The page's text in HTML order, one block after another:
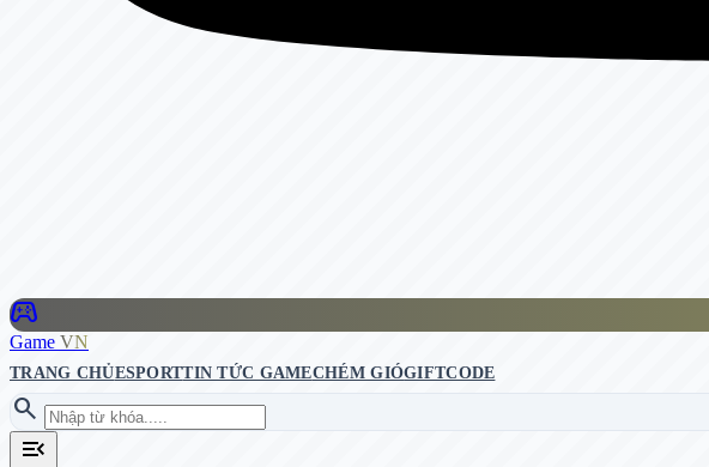
stadia_controller
Game VN
TRANG CHỦESPORTTIN TỨC GAMECHÉM GIÓGIFTCODE
search
menu_open